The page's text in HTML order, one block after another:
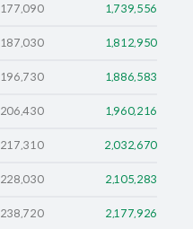
177,090 1,739,556
187,030 1,812,950
196,730 1,886,583
206,430 1,960,216
217,310 2,032,670
228,030 2,105,283
238,720 2,177,926